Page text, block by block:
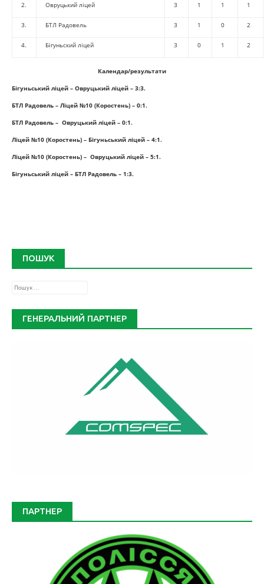
2. Овруцький ліцей 3 1 1 1
3. БТЛ Радовель 3 1 0 2
4. Бігуньский ліцей 3 0 1 2
Календар/результати
Бігуньський ліцей – Овруцький ліцей – 3:3.
БТЛ Радовель – Ліцей №10 (Коростень) – 0:1.
БТЛ Радовель – Овруцький ліцей – 0:1.
Ліцей №10 (Коростень) – Бігуньський ліцей – 4:1.
Ліцей №10 (Коростень) – Овруцький ліцей – 5:1.
Бігуньський ліцей – БТЛ Радовель – 1:3.
ПОШУК
Пошук:
ГЕНЕРАЛЬНИЙ ПАРТНЕР
ПАРТНЕР